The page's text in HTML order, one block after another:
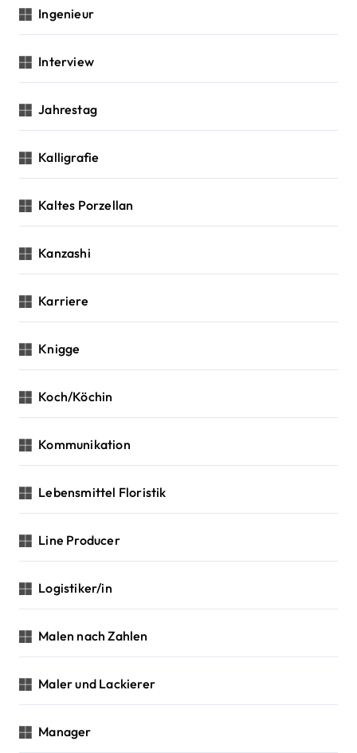
Ingenieur
Interview
Jahrestag
Kalligrafie
Kaltes Porzellan
Kanzashi
Karriere
Knigge
Koch/Köchin
Kommunikation
Lebensmittel Floristik
Line Producer
Logistiker/in
Malen nach Zahlen
Maler und Lackierer
Manager